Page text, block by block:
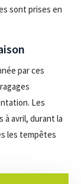
sont prises en
par ces
Les
à avril, durant la
les tempêtes